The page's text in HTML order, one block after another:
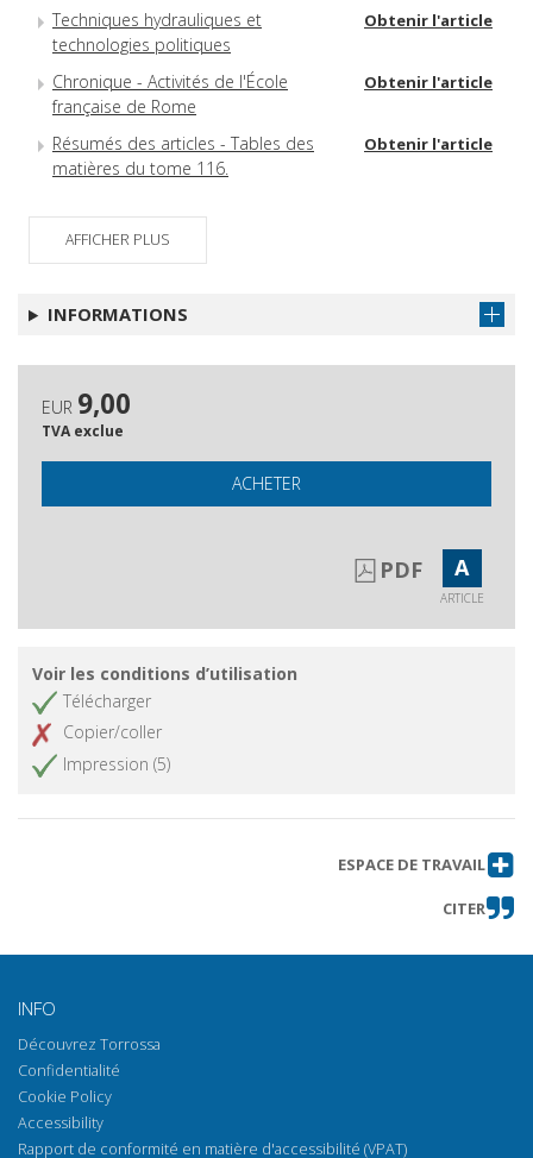
Techniques hydrauliques et
technologies politiques
Obtenir l'article
Chronique - Activités de l'École
française de Rome
Obtenir l'article
Résumés des articles - Tables des
matières du tome 116.
Obtenir l'article
AFFICHER PLUS
INFORMATIONS
EUR 9,00
TVA exclue
ACHETER
PDF A
ARTICLE
Voir les conditions d’utilisation
Télécharger
Copier/coller
Impression (5)
ESPACE DE TRAVAIL
CITER
INFO
Découvrez Torrossa
Confidentialité
Cookie Policy
Accessibility
Rapport de conformité en matière d'accessibilité (VPAT)